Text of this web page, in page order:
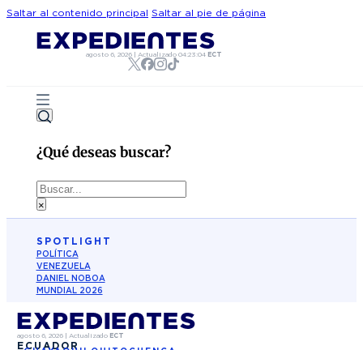
Saltar al contenido principal Saltar al pie de página
agosto 6, 2026 |Actualizado04:23:04 ECT
¿Qué deseas buscar?
Buscar
×
SPOTLIGHT
POLÍTICA
VENEZUELA
DANIEL NOBOA
MUNDIAL 2026
agosto 6, 2026| Actualizado ECT
ECUADOR